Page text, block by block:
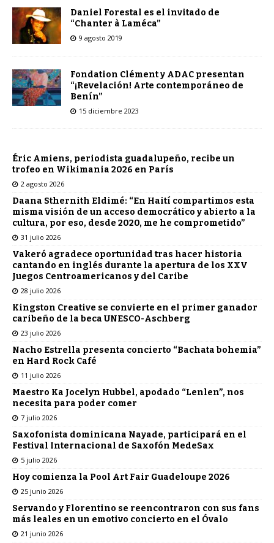
Daniel Forestal es el invitado de
“Chanter à Laméca”
9 agosto 2019
Fondation Clément y ADAC presentan
“¡Revelación! Arte contemporáneo de
Benín”
15 diciembre 2023
Éric Amiens, periodista guadalupeño, recibe un
trofeo en Wikimania 2026 en París
2 agosto 2026
Daana Sthernith Eldimé: “En Haití compartimos esta
misma visión de un acceso democrático y abierto a la
cultura, por eso, desde 2020, me he comprometido”
31 julio 2026
Vakeró agradece oportunidad tras hacer historia
cantando en inglés durante la apertura de los XXV
Juegos Centroamericanos y del Caribe
28 julio 2026
Kingston Creative se convierte en el primer ganador
caribeño de la beca UNESCO-Aschberg
23 julio 2026
Nacho Estrella presenta concierto “Bachata bohemia”
en Hard Rock Café
11 julio 2026
Maestro Ka Jocelyn Hubbel, apodado “Lenlen”, nos
necesita para poder comer
7 julio 2026
Saxofonista dominicana Nayade, participará en el
Festival Internacional de Saxofón MedeSax
5 julio 2026
Hoy comienza la Pool Art Fair Guadeloupe 2026
25 junio 2026
Servando y Florentino se reencontraron con sus fans
más leales en un emotivo concierto en el Óvalo
21 junio 2026